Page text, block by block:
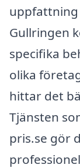
uppfattning
Gullringen
specifika
olika
hittar det
Tjänsten
pris.se gör